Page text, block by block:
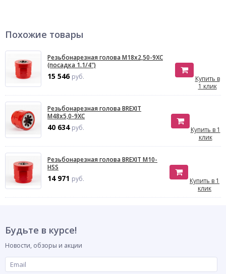
Похожие товары
Резьбонарезная голова М18х2,50-9ХС
(посадка 1.1/4")
15 546 руб.
Купить в
1 клик
Резьбонарезная голова BREXIT
М48x5,0-9XC
40 634 руб.
Купить в 1
клик
Резьбонарезная голова BREXIT М10-
HSS
14 971 руб.
Купить в 1
клик
Будьте в курсе!
Новости, обзоры и акции